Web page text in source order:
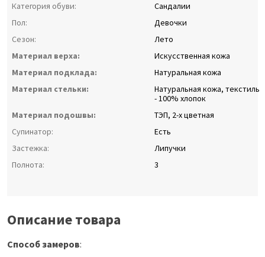
Категория обуви:
Сандалии
Пол:
Девочки
Сезон:
Лето
Материал верха:
Искусственная кожа
Материал подклада:
Натуральная кожа
Материал стельки:
Натуральная кожа, текстиль
- 100% хлопок
Материал подошвы:
ТЭП, 2-х цветная
Супинатор:
Есть
Застежка:
Липучки
Полнота:
3
Описание товара
Способ замеров: